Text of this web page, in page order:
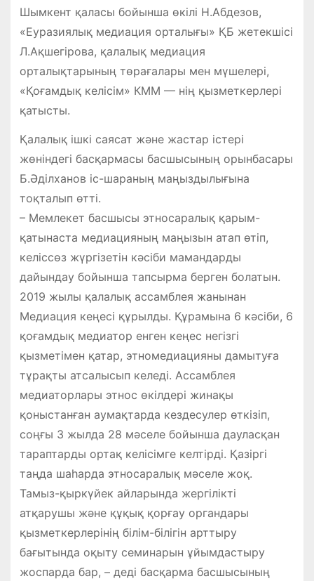
Шымкент қаласы бойынша өкілі Н.Абдезов,
«Еуразиялық медиация орталығы» ҚБ жетекшісі
Л.Ақшегірова, қалалық медиация
орталықтарының төрағалары мен мүшелері,
«Қоғамдық келісім» КММ — нің қызметкерлері
қатысты.
Қалалық ішкі саясат және жастар істері
жөніндегі басқармасы басшысының орынбасары
Б.Әділханов іс-шараның маңыздылығына
тоқталып өтті.
– Мемлекет басшысы этносаралық қарым-
қатынаста медиацияның маңызын атап өтіп,
келіссөз жүргізетін кәсіби мамандарды
дайындау бойынша тапсырма берген болатын.
2019 жылы қалалық ассамблея жанынан
Медиация кеңесі құрылды. Құрамына 6 кәсіби, 6
қоғамдық медиатор енген кеңес негізгі
қызметімен қатар, этномедиацияны дамытуға
тұрақты атсалысып келеді. Ассамблея
медиаторлары этнос өкілдері жинақы
қоныстанған аумақтарда кездесулер өткізіп,
соңғы 3 жылда 28 мәселе бойынша дауласқан
тараптарды ортақ келісімге келтірді. Қазіргі
таңда шаһарда этносаралық мәселе жоқ.
Тамыз-қыркүйек айларында жергілікті
атқарушы және құқық қорғау органдары
қызметкерлерінің білім-білігін арттыру
бағытында оқыту семинарын ұйымдастыру
жоспарда бар, – деді басқарма басшысының